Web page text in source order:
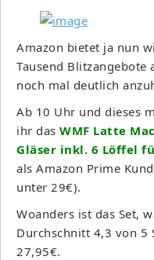
Amazon bietet ja nun
Tausend Blitzangebote
noch mal deutlich
Ab 10 Uhr und dieses
ihr das WMF Latte
Gläser inkl. 6 Löffel
als Amazon Prime
unter 29€).
Woanders ist das Set,
Durchschnitt 4,3 von 5
27,95€.